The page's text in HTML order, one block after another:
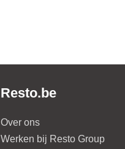
Resto.be
Over ons
Werken bij Resto Group